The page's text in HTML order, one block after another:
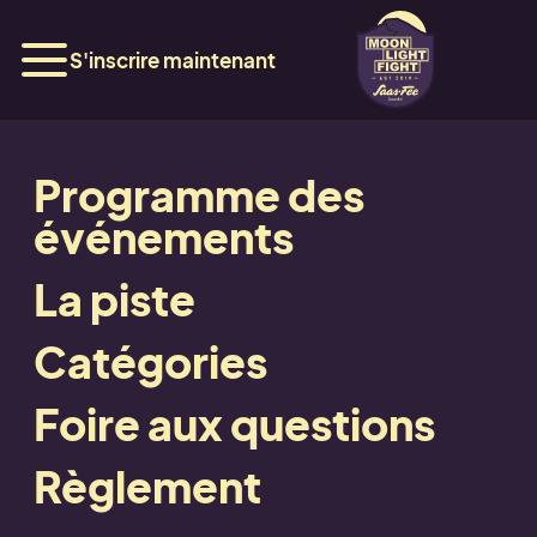
S'inscrire maintenant
Programme des
événements
La piste
Catégories
Foire aux questions
Règlement
Hôtel La Gorge
Retour
Retour